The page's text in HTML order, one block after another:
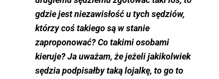
gdzie jest niezawisłość u tych sędziów,
którzy coś takiego są w stanie
zaproponować? Co takimi osobami
kieruje? Ja uważam, że jeżeli jakikolwiek
sędzia podpisałby taką lojalkę, to go to